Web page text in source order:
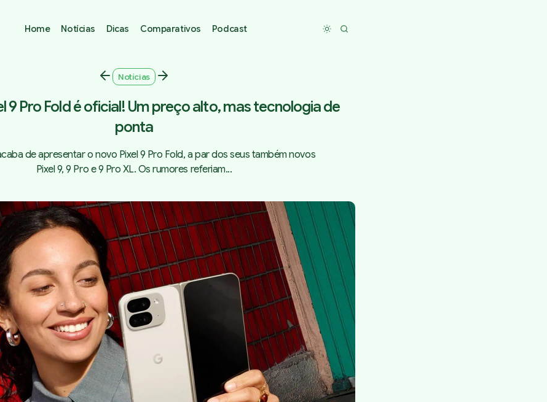
Home Notícias Dicas Comparativos Podcast Toggle dark mode
Notícias
9 Pro Fold é oficial! Um preço alto, mas tecnologia de
ponta
de apresentar o novo Pixel 9 Pro Fold, a par dos seus também novos
Pixel 9, 9 Pro e 9 Pro XL. Os rumores referiam...